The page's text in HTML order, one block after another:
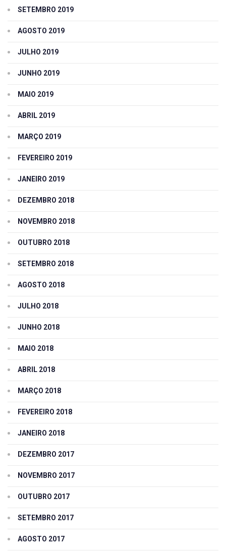
SETEMBRO 2019
AGOSTO 2019
JULHO 2019
JUNHO 2019
MAIO 2019
ABRIL 2019
MARÇO 2019
FEVEREIRO 2019
JANEIRO 2019
DEZEMBRO 2018
NOVEMBRO 2018
OUTUBRO 2018
SETEMBRO 2018
AGOSTO 2018
JULHO 2018
JUNHO 2018
MAIO 2018
ABRIL 2018
MARÇO 2018
FEVEREIRO 2018
JANEIRO 2018
DEZEMBRO 2017
NOVEMBRO 2017
OUTUBRO 2017
SETEMBRO 2017
AGOSTO 2017